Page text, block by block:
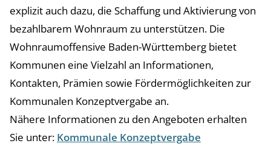
explizit auch dazu, die Schaffung und Aktivierung von
bezahlbarem Wohnraum zu unterstützen. Die
Wohnraumoffensive Baden-Württemberg bietet
Kommunen eine Vielzahl an Informationen,
Kontakten, Prämien sowie Fördermöglichkeiten zur
Kommunalen Konzeptvergabe an.
Nähere Informationen zu den Angeboten erhalten
Sie unter: Kommunale Konzeptvergabe